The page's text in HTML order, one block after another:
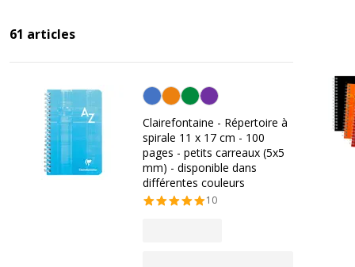
61 articles
Personnalisation de la couleur
Clairefontaine - Répertoire à
spirale 11 x 17 cm - 100
pages - petits carreaux (5x5
mm) - disponible dans
différentes couleurs
10